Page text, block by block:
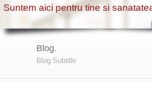
Blog.
Blog Subtitle